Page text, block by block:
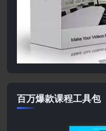
百万爆款课程工具包